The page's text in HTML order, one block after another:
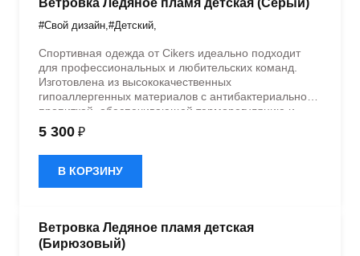
#Свой дизайн #Детский
Спортивная одежда от Cikers идеально подходит
для профессиональных и любительских команд.
Изготовлена из высококачественных
гипоаллергенных материалов с антибактериальной
пропиткой, обеспечивающей терморегуляцию и
быстрое влагоотведение. Одежда обладает
эластичностью в 5 направлениях и стильным
дизайном.
5 300 ₽
В КОРЗИНУ
Ветровка Ледяное пламя детская
(Бирюзовый)